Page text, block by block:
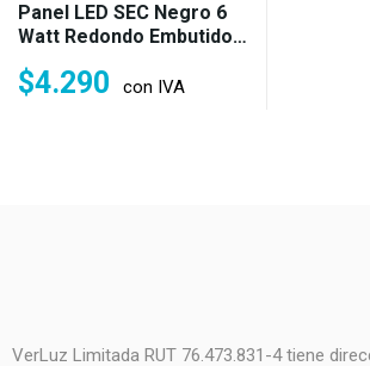
Panel LED SEC Negro 6
Watt Redondo Embutido
(40w)
$4.290 con IVA
VerLuz Limitada RUT 76.473.831-4 tiene